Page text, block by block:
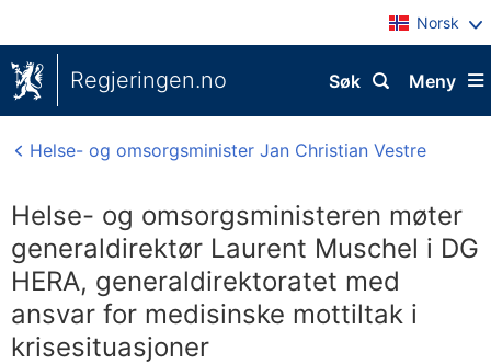
Norsk
Regjeringen.no Meny
Søk
Helse- og omsorgsminister Jan Christian Vestre
Helse- og omsorgsministeren møter
generaldirektør Laurent Muschel i DG
HERA, generaldirektoratet med
ansvar for medisinske mottiltak i
krisesituasjoner